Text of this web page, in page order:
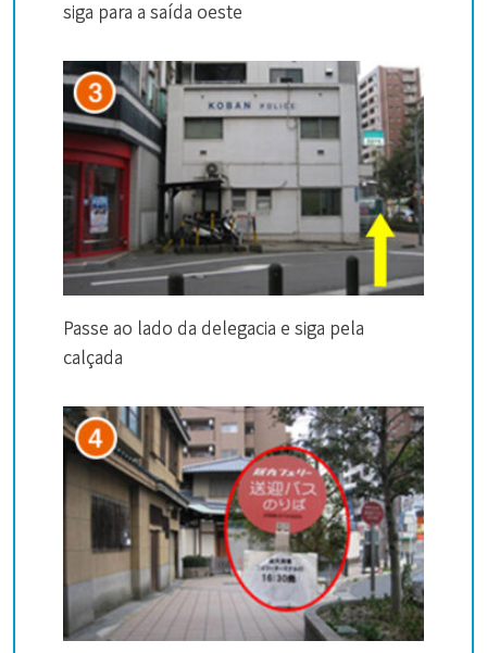
siga para a saída oeste
Passe ao lado da delegacia e siga pela
calçada